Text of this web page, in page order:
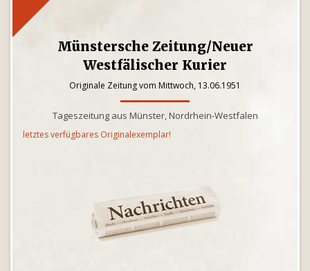
Münstersche Zeitung/Neuer
Westfälischer Kurier
Originale Zeitung vom Mittwoch, 13.06.1951
Tageszeitung aus Münster, Nordrhein-Westfalen
letztes verfügbares Originalexemplar!